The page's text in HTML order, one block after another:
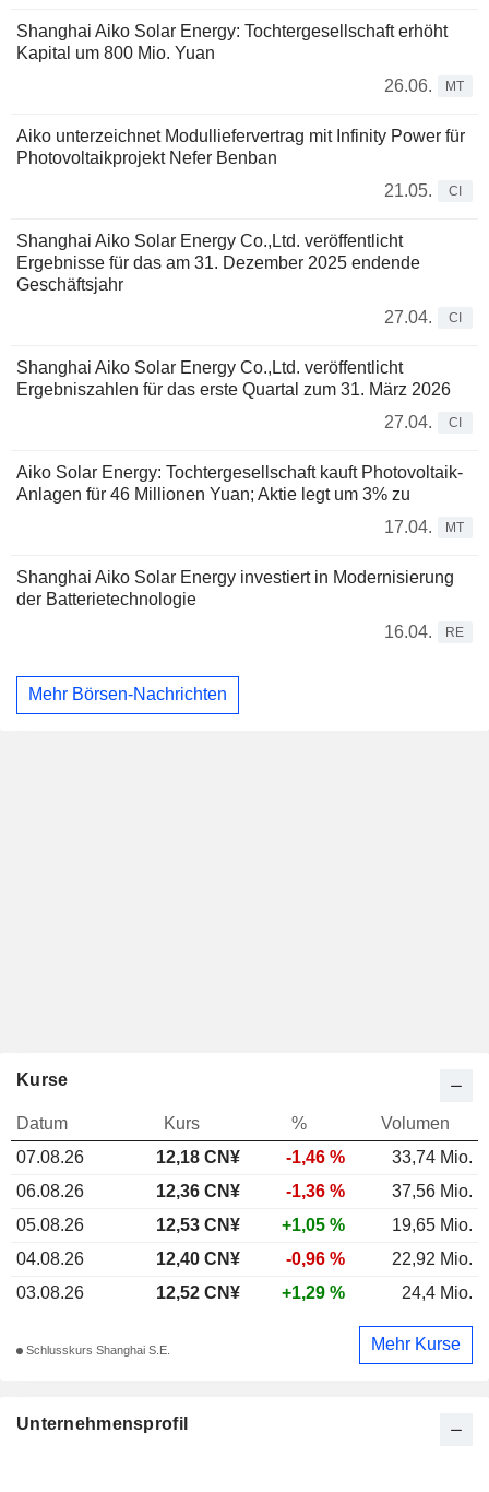
Shanghai Aiko Solar Energy: Tochtergesellschaft erhöht
Kapital um 800 Mio. Yuan
26.06.
MT
Aiko unterzeichnet Modulliefervertrag mit Infinity Power für
Photovoltaikprojekt Nefer Benban
21.05.
CI
Shanghai Aiko Solar Energy Co.,Ltd. veröffentlicht
Ergebnisse für das am 31. Dezember 2025 endende
Geschäftsjahr
27.04.
CI
Shanghai Aiko Solar Energy Co.,Ltd. veröffentlicht
Ergebniszahlen für das erste Quartal zum 31. März 2026
27.04.
CI
Aiko Solar Energy: Tochtergesellschaft kauft Photovoltaik-
Anlagen für 46 Millionen Yuan; Aktie legt um 3% zu
17.04.
MT
Shanghai Aiko Solar Energy investiert in Modernisierung
der Batterietechnologie
16.04.
RE
Mehr Börsen-Nachrichten
Unternehmensprofil
Kurse
Datum Kurs %
Volumen
07.08.26
12,18 CN¥ -1,46 %
33,74 Mio.
06.08.26
12,36 CN¥ -1,36 %
37,56 Mio.
05.08.26
12,53 CN¥ +1,05 %
19,65 Mio.
04.08.26
12,40 CN¥ -0,96 %
22,92 Mio.
03.08.26
12,52 CN¥ +1,29 % 24,4 Mio.
Schlusskurs Shanghai S.E. Mehr Kurse